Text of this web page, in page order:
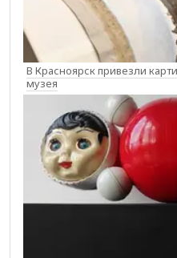
В Красноярск привезли
музея